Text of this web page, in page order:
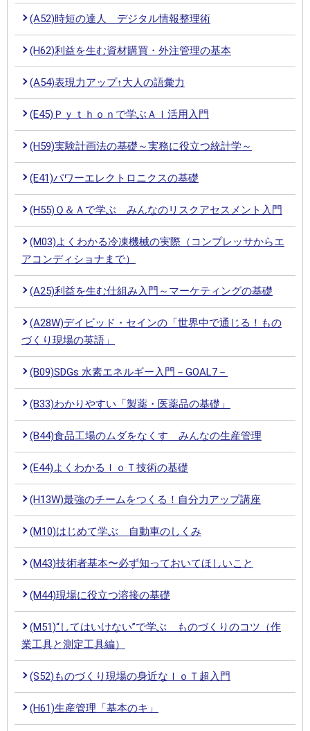
(A52)時短の達人 デジタル情報整理術
(H62)利益を生む資材購買・外注管理の基本
(A54)表現力アップ↑大人の語彙力
(E45)Ｐｙｔｈｏｎで学ぶＡＩ活用入門
(H59)実験計画法の基礎～実務に役立つ統計学～
(E41)パワーエレクトロニクスの基礎
(H55)Ｑ＆Ａで学ぶ みんなのリスクアセスメント入門
(M03)よくわかる冷凍機械の実際（コンプレッサからエ
アコンディショナまで）
(A25)利益を生む仕組み入門～マーケティングの基礎
(A28W)デイビッド・セインの「世界中で通じる！もの
づくり現場の英語」
(B09)SDGs 水素エネルギー入門－GOAL7－
(B33)わかりやすい「製薬・医薬品の基礎」
(B44)食品工場のムダをなくす みんなの生産管理
(E44)よくわかるＩｏＴ技術の基礎
(H13W)最強のチームをつくる！自分力アップ講座
(M10)はじめて学ぶ 自動車のしくみ
(M43)技術者基本〜必ず知っておいてほしいこと
(M44)現場に役立つ溶接の基礎
(M51)“してはいけない”で学ぶ ものづくりのコツ（作
業工具と測定工具編）
(S52)ものづくり現場の身近なＩｏＴ超入門
(H61)生産管理「基本のキ」